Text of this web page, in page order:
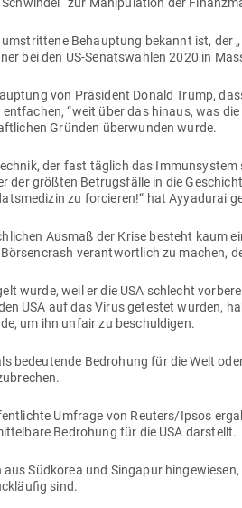
Behauptung bekannt ist, der
bei den US-Senats­wahlen 2020 in
von Prä­sident Donald Trump,
“weit über das hinaus, was
Gründen über­wunden wurde.
der fast täglich das
der größten Betrugs­fälle in die
zu for­cieren!“ hat Ayya­durai
Ausmaß der Krise besteht kaum
ver­ant­wortlich zu machen,
wurde, weil er die USA schlecht
USA auf das Virus getestet wurden,
um ihn unfair zu beschuldigen.
bedeu­tende Bedrohung für die Welt
Umfrage von Reuters/Ipsos
Bedrohung für die USA darstellt.
aus Süd­korea und Sin­gapur
sind.